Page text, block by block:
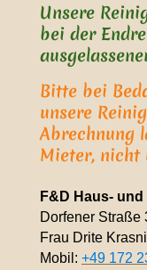
Unsere
bei der
Bitte bei
unsere
Abrechnung
Mieter, nicht
F&D Haus-
Dorfener Straße
Frau Drite
Mobil: +49 172